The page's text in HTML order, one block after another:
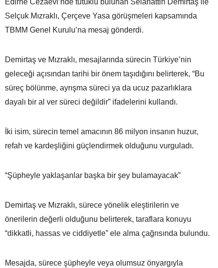
Selçuk Mızraklı, Çerçeve Yasa görüşmeleri kapsamında
TBMM Genel Kurulu’na mesaj gönderdi.
Demirtaş ve Mızraklı, mesajlarında sürecin Türkiye’nin
geleceği açısından tarihi bir önem taşıdığını belirterek, “Bu
süreç bölünme, ayrışma süreci ya da ucuz pazarlıklara
dayalı bir al ver süreci değildir” ifadelerini kullandı.
İki isim, sürecin temel amacının 86 milyon insanın huzur,
refah ve kardeşliğini güçlendirmek olduğunu vurguladı.
“Şüpheyle yaklaşanlar başka bir şey bulamayacak”
Demirtaş ve Mızraklı, sürece yönelik eleştirilerin ve
önerilerin değerli olduğunu belirterek, taraflara konuyu
“dikkatli, hassas ve ciddiyetle” ele alma çağrısında bulundu.
Mesajda, sürece şüpheyle veya olumsuz önyargıyla